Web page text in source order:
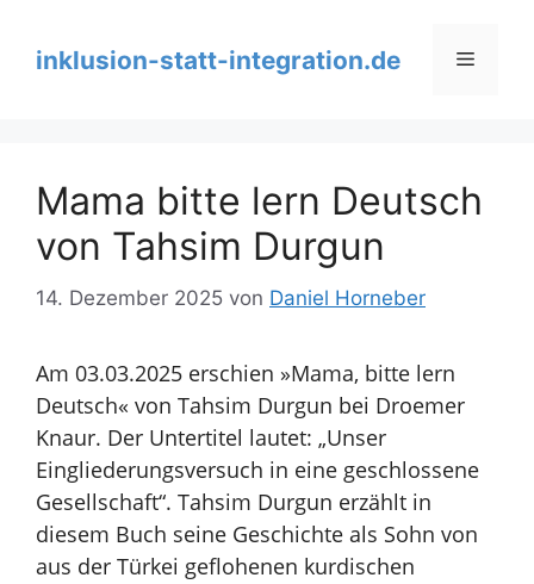
springeninklusion-statt-integration.de Menü
Mama bitte lern Deutsch
von Tahsim Durgun
14. Dezember 2025 von Daniel Horneber
Am 03.03.2025 erschien »Mama, bitte lern
Deutsch« von Tahsim Durgun bei Droemer
Knaur. Der Untertitel lautet: „Unser
Eingliederungsversuch in eine geschlossene
Gesellschaft“. Tahsim Durgun erzählt in
diesem Buch seine Geschichte als Sohn von
aus der Türkei geflohenen kurdischen